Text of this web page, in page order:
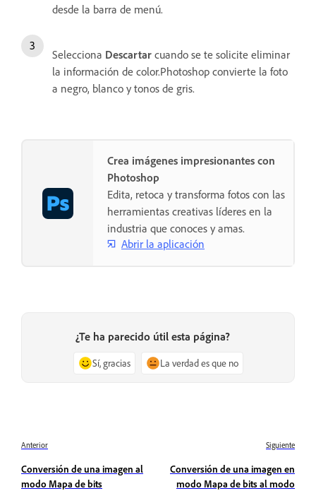
desde la barra de menú.
Selecciona Descartar cuando se te solicite eliminar
la información de color.Photoshop convierte la foto
a negro, blanco y tonos de gris.
Crea imágenes impresionantes con
Photoshop
Edita, retoca y transforma fotos con las
herramientas creativas líderes en la
industria que conoces y amas.
Abrir la aplicación
¿Te ha parecido útil esta página?
Sí, gracias La verdad es que no
Anterior
Conversión de una imagen al
modo Mapa de bits
Siguiente
Conversión de una imagen en
modo Mapa de bits al modo